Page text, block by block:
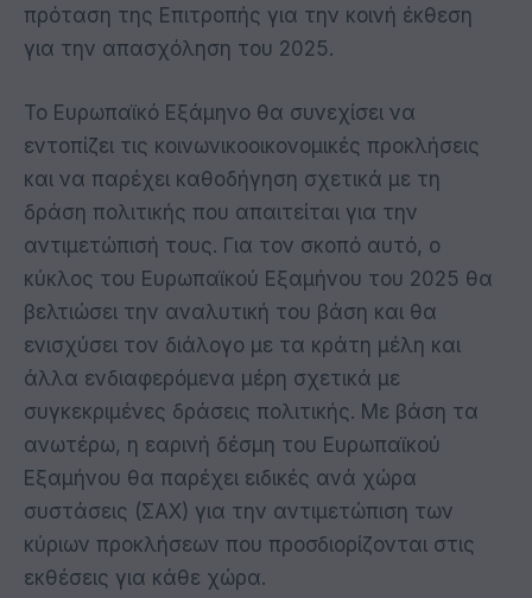
πρόταση της Επιτροπής για την κοινή έκθεση
για την απασχόληση του 2025.
Το Ευρωπαϊκό Εξάμηνο θα συνεχίσει να
εντοπίζει τις κοινωνικοοικονομικές προκλήσεις
και να παρέχει καθοδήγηση σχετικά με τη
δράση πολιτικής που απαιτείται για την
αντιμετώπισή τους. Για τον σκοπό αυτό, ο
κύκλος του Ευρωπαϊκού Εξαμήνου του 2025 θα
βελτιώσει την αναλυτική του βάση και θα
ενισχύσει τον διάλογο με τα κράτη μέλη και
άλλα ενδιαφερόμενα μέρη σχετικά με
συγκεκριμένες δράσεις πολιτικής. Με βάση τα
ανωτέρω, η εαρινή δέσμη του Ευρωπαϊκού
Εξαμήνου θα παρέχει ειδικές ανά χώρα
συστάσεις (ΣΑΧ) για την αντιμετώπιση των
κύριων προκλήσεων που προσδιορίζονται στις
εκθέσεις για κάθε χώρα.